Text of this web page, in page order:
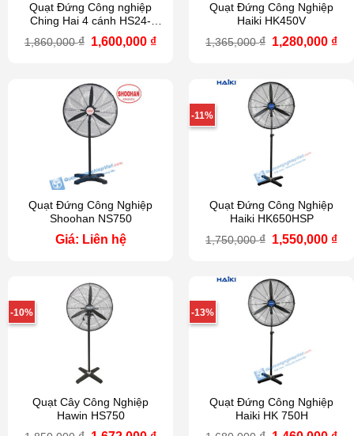
Quạt Đứng Công nghiệp
Ching Hai 4 cánh HS24-
ĐN4T
1,860,000₫ Giá
1,600,000 ₫Giá
Quạt Đứng Công Nghiệp
Haiki HK450V
1,365,000₫ Giá
1,365,000 ₫.
1,280,000 ₫
Quạt Đứng Công Nghiệp
Shoohan NS750
Giá: Liên hệ
-11%
Quạt Đứng Công Nghiệp
Haiki HK650HSP
1,750,000₫ Giá
1,750,000 ₫.
1,550,000 ₫
-10%
Quạt Cây Công Nghiệp
Hawin HS750
-13%
Quạt Đứng Công Nghiệp
Haiki HK 750H